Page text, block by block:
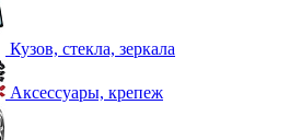
Кузов, стекла, зеркала
Аксессуары, крепеж